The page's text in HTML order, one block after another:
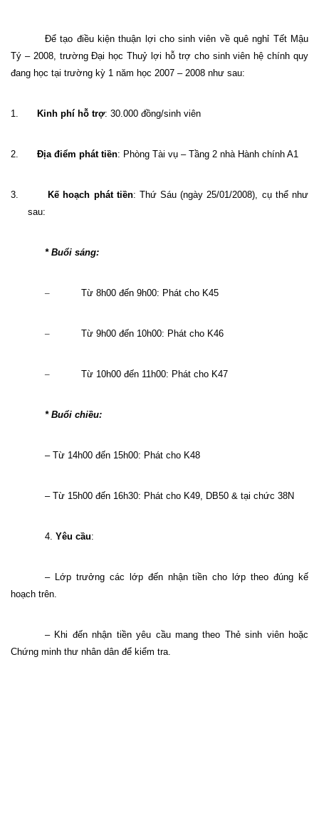
Để tạo điều kiện thuận lợi cho sinh viên về quê nghỉ Tết Mậu
Tý – 2008, trường Đại học Thuỷ lợi hỗ trợ cho sinh viên hệ chính quy
đang học tại trường kỳ 1 năm học 2007 – 2008 như sau:
1. Kinh phí hỗ trợ: 30.000 đồng/sinh viên
2. Địa điểm phát tiền: Phòng Tài vụ – Tầng 2 nhà Hành chính A1
3. Kế hoạch phát tiền: Thứ Sáu (ngày 25/01/2008), cụ thể như
sau:
* Buổi sáng:
– Từ 8h00 đến 9h00: Phát cho K45
– Từ 9h00 đến 10h00: Phát cho K46
– Từ 10h00 đến 11h00: Phát cho K47
* Buổi chiều:
– Từ 14h00 đến 15h00: Phát cho K48
– Từ 15h00 đến 16h30: Phát cho K49, DB50 & tại chức 38N
4. Yêu cầu:
– Lớp trưởng các lớp đến nhận tiền cho lớp theo đúng kế
hoạch trên.
– Khi đến nhận tiền yêu cầu mang theo Thẻ sinh viên hoặc
Chứng minh thư nhân dân để kiểm tra.